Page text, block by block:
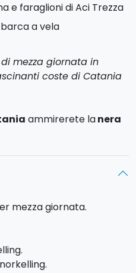
e faraglioni di Aci Trezza
a vela
mezza giornata in
coste di Catania
ammirerete lanera
per il primo bagno della
presenti e costruite
secoli or sono. Vedrete
sempre in sottofondo. Il
che solo la barca
mezza giornata.